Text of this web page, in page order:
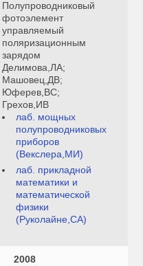
Полупроводниковый
фотоэлемент
управляемый
поляризационным
зарядом
Делимова,ЛА;
Машовец,ДВ;
Юферев,ВС;
Грехов,ИВ
лаб. мощных
полупроводниковых
приборов
(Векслера,МИ)
лаб. прикладной
математики и
математической
физики
(Руколайне,СА)
2008